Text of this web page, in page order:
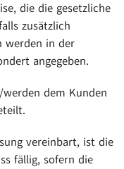
die die gesetzliche
zusätzlich
werden in der
angegeben.
dem Kunden
vereinbart, ist die
fällig, sofern die